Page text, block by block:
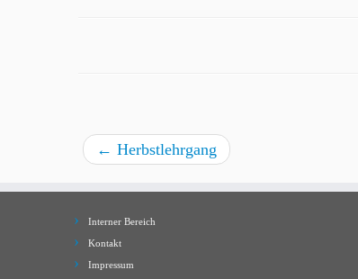
← Herbstlehrgang
Interner Bereich
Kontakt
Impressum